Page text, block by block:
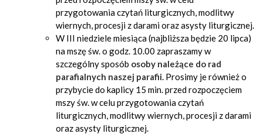
przygotowania czytań liturgicznych, modlitwy
wiernych, procesji z darami oraz asysty liturgicznej.
W III niedziele miesiąca (najbliższa będzie 20 lipca)
na mszę św. o godz. 10.00 zapraszamy w
szczególny sposób osoby należące do rad
parafialnych naszej parafii. Prosimy je również o
przybycie do kaplicy 15 min. przed rozpoczęciem
mszy św. w celu przygotowania czytań
liturgicznych, modlitwy wiernych, procesji z darami
oraz asysty liturgicznej.